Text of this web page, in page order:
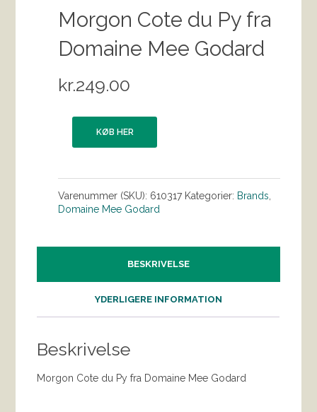
Morgon Cote du Py fra
Domaine Mee Godard
kr.249.00
KØB HER
Varenummer (SKU): 610317 Kategorier: Brands
Domaine Mee Godard
BESKRIVELSE
YDERLIGERE INFORMATION
Beskrivelse
Morgon Cote du Py fra Domaine Mee Godard